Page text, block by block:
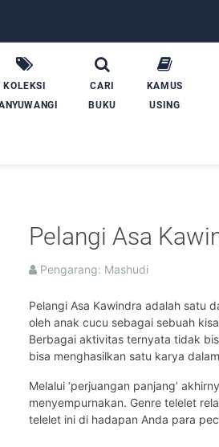
KOLEKSI
CARI
BUKU
KAMUS
USING
Pelangi Asa
Pengarang: Mashudi
Pelangi Asa Kawindra adalah satu
oleh anak cucu sebagai sebuah
Berbagai aktivitas ternyata tidak
bisa menghasilkan satu karya
Melalui ‘perjuangan panjang’
menyempurnakan. Genre telelet
telelet ini di hadapan Anda para